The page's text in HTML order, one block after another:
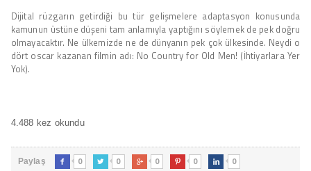
Dijital rüzgarın getirdiği bu tür gelişmelere adaptasyon konusunda
kamunun üstüne düşeni tam anlamıyla yaptığını söylemek de pek doğru
olmayacaktır. Ne ülkemizde ne de dünyanın pek çok ülkesinde. Neydi o
dört oscar kazanan filmin adı: No Country for Old Men! (İhtiyarlara Yer
Yok).
4.488 kez okundu
Paylaş  0  0  0  0  0